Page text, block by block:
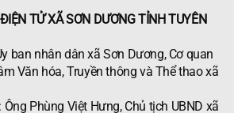
TỬ XÃ SƠN DƯƠNG TỈNH TUYÊN
ban nhân dân xã Sơn Dương, Cơ quan
Văn hóa, Truyền thông và Thể thao xã
Phùng Việt Hưng, Chủ tịch UBND xã